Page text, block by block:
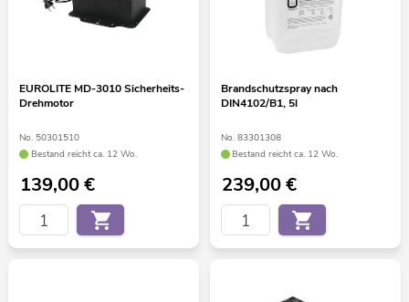
EUROLITE MD-3010 Sicherheits-
Drehmotor
No. 50301510
Bestand reicht ca. 12 Wo.
139,00€
Brandschutzspray nach
DIN4102/B1, 5l
No. 83301308
Bestand reicht ca. 12 Wo.
239,00€